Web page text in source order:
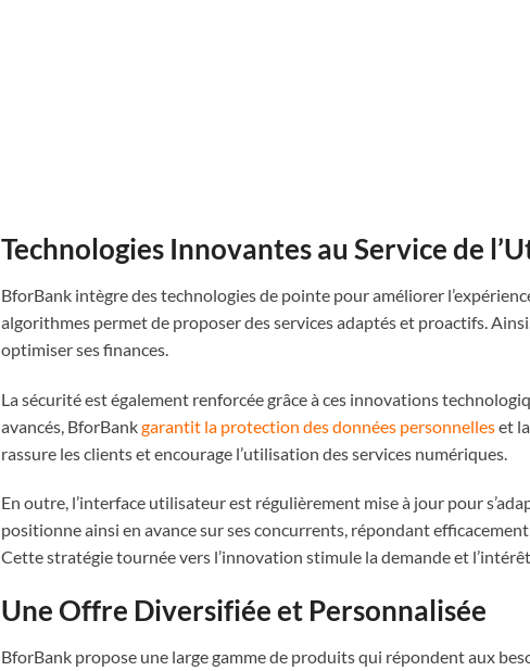
Technologies Innovantes au Service de
BforBank intègre des technologies de pointe pour améliorer
algorithmes permet de proposer des services adaptés et proactifs.
optimiser ses finances.
La sécurité est également renforcée grâce à ces innovations
avancés, BforBankgarantit la protection des données personnelleset
rassure les clients et encourage l’utilisation des services numériques.
En outre, l’interface utilisateur est régulièrement mise à jour pour
positionne ainsi en avance sur ses concurrents, répondant
Cette stratégie tournée vers l’innovation stimule la demande et
Une Offre Diversifiée et Personnalisée
BforBank propose une large gamme de produits qui répondent aux